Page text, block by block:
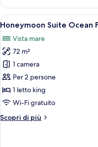
Suite
Ocean
View
Apri
tutte
le
foto
per
Honeymoon
Suite
Ocean
6
Honeymoon Suite Ocean
Vista mare
72 m²
1 camera
Per 2 persone
1 letto king
Wi-Fi gratuito
Scopri di più
Altri